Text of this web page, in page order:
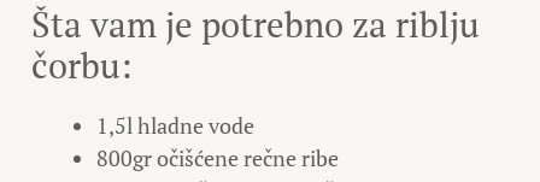
Šta vam je potrebno za riblju
čorbu:
1,5l hladne vode
800gr očišćene rečne ribe